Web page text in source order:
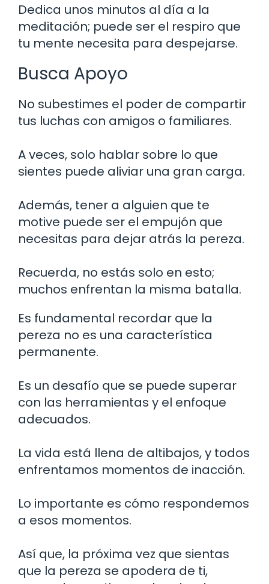
Dedica unos minutos al día a la
meditación; puede ser el respiro que
tu mente necesita para despejarse.
Busca Apoyo
No subestimes el poder de compartir
tus luchas con amigos o familiares.
A veces, solo hablar sobre lo que
sientes puede aliviar una gran carga.
Además, tener a alguien que te
motive puede ser el empujón que
necesitas para dejar atrás la pereza.
Recuerda, no estás solo en esto;
muchos enfrentan la misma batalla.
Es fundamental recordar que la
pereza no es una característica
permanente.
Es un desafío que se puede superar
con las herramientas y el enfoque
adecuados.
La vida está llena de altibajos, y todos
enfrentamos momentos de inacción.
Lo importante es cómo respondemos
a esos momentos.
Así que, la próxima vez que sientas
que la pereza se apodera de ti,